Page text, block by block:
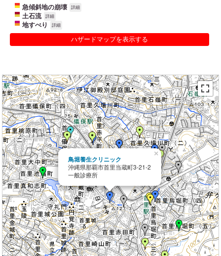
急傾斜地の崩壊
詳細
土石流 詳細
地すべり 詳細
ハザードマップを表示する
鳥堀養生クリニック
沖縄県那覇市首里当蔵町3-21-2
一般診療所
×